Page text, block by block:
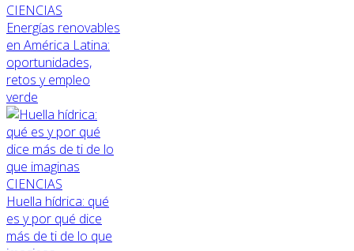
CIENCIAS
Energías renovables
en América Latina:
oportunidades,
retos y empleo
verde
CIENCIAS
Huella hídrica: qué
es y por qué dice
más de ti de lo que